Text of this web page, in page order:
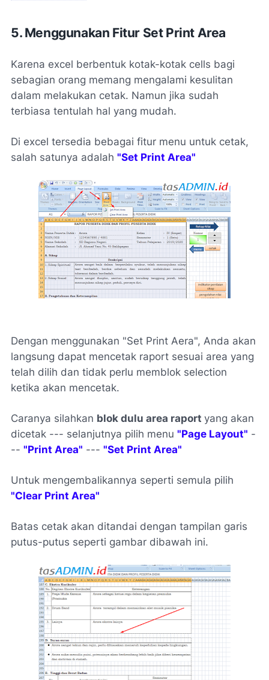
5. Menggunakan Fitur Set Print Area
Karena excel berbentuk kotak-kotak cells bagi
sebagian orang memang mengalami kesulitan
dalam melakukan cetak. Namun jika sudah
terbiasa tentulah hal yang mudah.
Di excel tersedia bebagai fitur menu untuk cetak,
salah satunya adalah "Set Print Area"
Dengan menggunakan "Set Print Aera", Anda akan
langsung dapat mencetak raport sesuai area yang
telah dilih dan tidak perlu memblok selection
ketika akan mencetak.
Caranya silahkan blok dulu area raport yang akan
dicetak --- selanjutnya pilih menu "Page Layout" -
-- "Print Area" --- "Set Print Area"
Untuk mengembalikannya seperti semula pilih
"Clear Print Area"
Batas cetak akan ditandai dengan tampilan garis
putus-putus seperti gambar dibawah ini.